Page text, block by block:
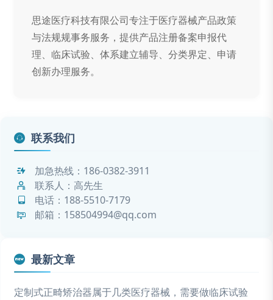
思途医疗科技有限公司专注于医疗器械产品政策
与法规规事务服务，提供产品注册备案申报代
理、临床试验、体系建立辅导、分类界定、申请
创新办理服务。
联系我们
加急热线： 186-0382-3911
联系人：高先生
电话： 188-5510-7179
邮箱：158504994@qq.com
最新文章
定制式正畸矫治器属于几类医疗器械，需要做临床试验